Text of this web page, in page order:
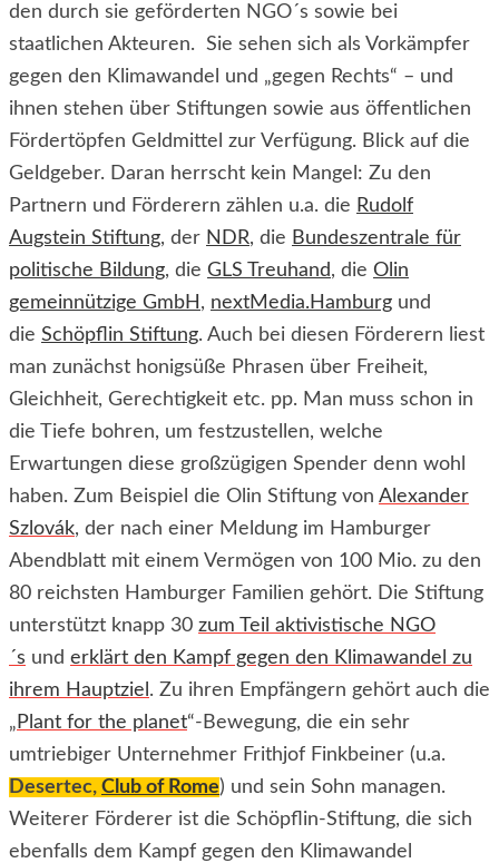
den durch sie geförderten NGO´s sowie bei
staatlichen Akteuren. Sie sehen sich als Vorkämpfer
gegen den Klimawandel und „gegen Rechts“ – und
ihnen stehen über Stiftungen sowie aus öffentlichen
Fördertöpfen Geldmittel zur Verfügung. Blick auf die
Geldgeber. Daran herrscht kein Mangel: Zu den
Partnern und Förderern zählen u.a. die Rudolf
Augstein Stiftung, der NDR, die Bundeszentrale für
politische Bildung, die GLS Treuhand, die Olin
gemeinnützige GmbH , nextMedia.Hamburg und
die Schöpflin Stiftung. Auch bei diesen Förderern liest
man zunächst honigsüße Phrasen über Freiheit,
Gleichheit, Gerechtigkeit etc. pp. Man muss schon in
die Tiefe bohren, um festzustellen, welche
Erwartungen diese großzügigen Spender denn wohl
haben. Zum Beispiel die Olin Stiftung von Alexander
Szlovák, der nach einer Meldung im Hamburger
Abendblatt mit einem Vermögen von 100 Mio. zu den
80 reichsten Hamburger Familien gehört. Die Stiftung
unterstützt knapp 30 zum Teil aktivistische NGO
´s und erklärt den Kampf gegen den Klimawandel zu
ihrem Hauptziel . Zu ihren Empfängern gehört auch die
„ Plant for the planet“-Bewegung, die ein sehr
umtriebiger Unternehmer Frithjof Finkbeiner (u.a.
Desertec, Club of Rome) und sein Sohn managen.
Weiterer Förderer ist die Schöpflin-Stiftung, die sich
ebenfalls dem Kampf gegen den Klimawandel